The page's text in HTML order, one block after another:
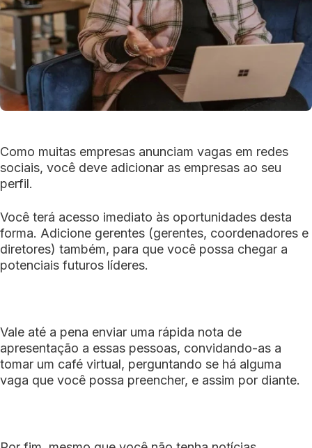
Como muitas empresas anunciam vagas em redes
sociais, você deve adicionar as empresas ao seu
perfil.
Você terá acesso imediato às oportunidades desta
forma. Adicione gerentes (gerentes, coordenadores e
diretores) também, para que você possa chegar a
potenciais futuros líderes.
Vale até a pena enviar uma rápida nota de
apresentação a essas pessoas, convidando-as a
tomar um café virtual, perguntando se há alguma
vaga que você possa preencher, e assim por diante.